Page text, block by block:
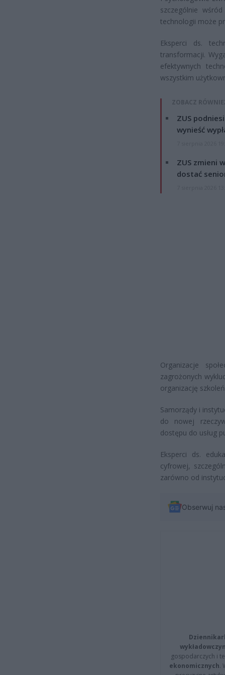
szczególnie
technologii może
Eksperci ds.
transformacji.
efektywnych
wszystkim
ZOBACZ
ZUS
wynieść
ZUS zmieni
dostać
Organizacje
zagrożonych
organizację
Samorządy i
do nowej
dostępu do usług
Eksperci ds.
cyfrowej,
zarówno od
Obserwuj
gospodarczych i
ekonomicznych.